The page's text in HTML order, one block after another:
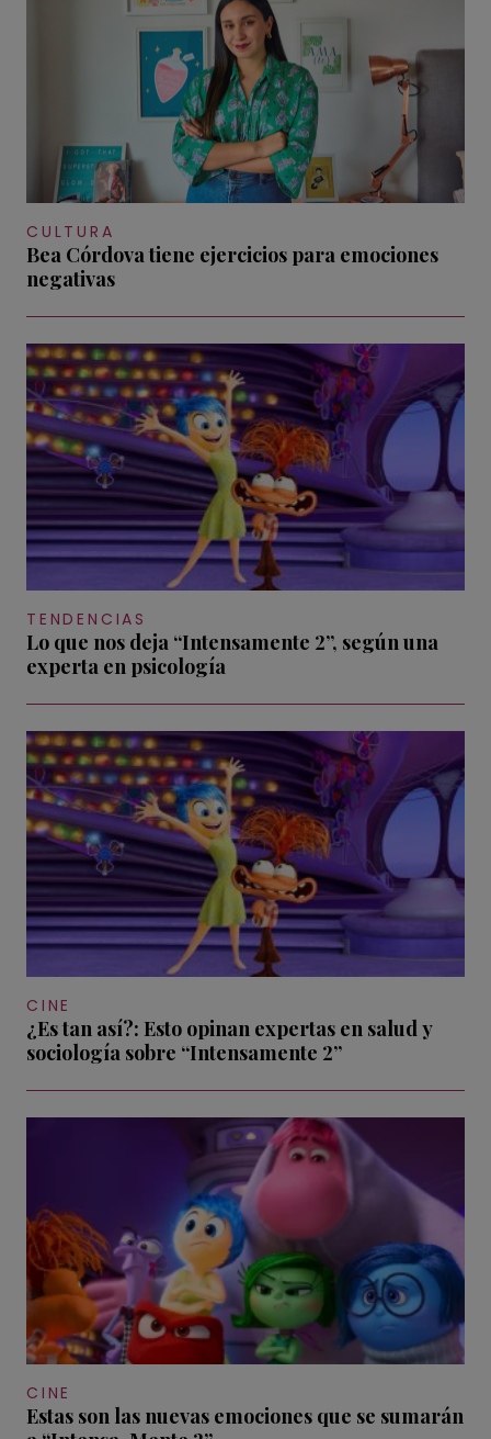
CULTURA
Bea Córdova tiene ejercicios para emociones
negativas
TENDENCIAS
Lo que nos deja “Intensamente 2”, según una
experta en psicología
CINE
¿Es tan así?: Esto opinan expertas en salud y
sociología sobre “Intensamente 2”
CINE
Estas son las nuevas emociones que se sumarán